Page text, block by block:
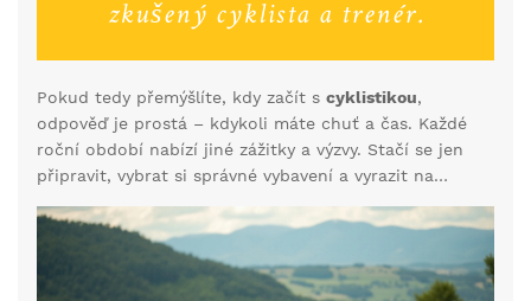
zkušený cyklista a trenér.
Pokud tedy přemýšlíte, kdy začít s cyklistikou,
odpověď je prostá – kdykoli máte chuť a čas. Každé
roční období nabízí jiné zážitky a výzvy. Stačí se jen
připravit, vybrat si správné vybavení a vyrazit na